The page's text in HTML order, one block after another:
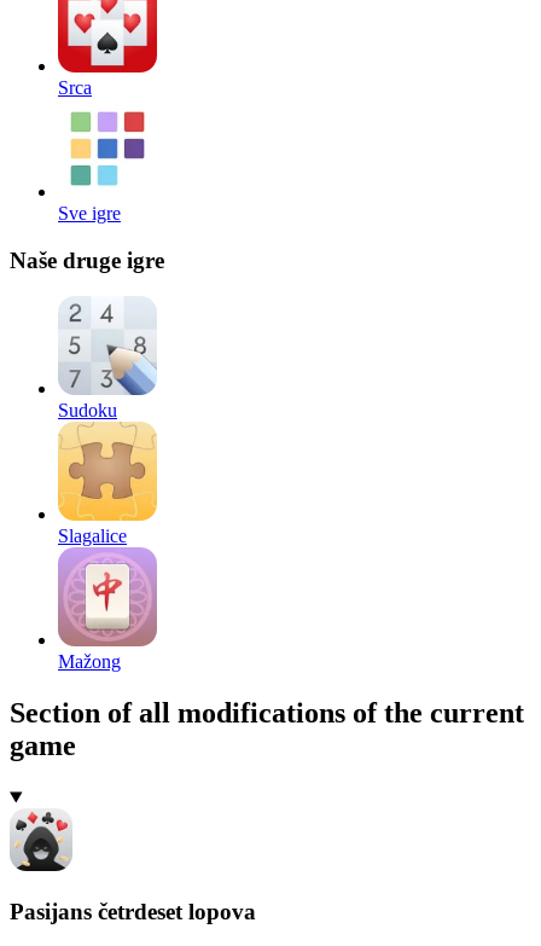
Srca
Sve igre
Naše druge igre
Sudoku
Slagalice
Mažong
Section of all modifications of the current
game
Pasijans četrdeset lopova